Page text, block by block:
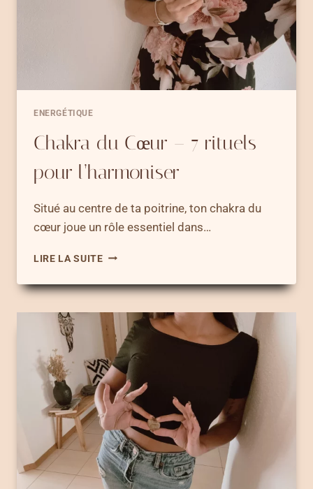
RITUELS
ENERGÉTIQUE
Chakra du Cœur – 7 rituels
pour l’harmoniser
Situé au centre de ta poitrine, ton chakra du
cœur joue un rôle essentiel dans…
LIRE LA SUITECHAKRA
CŒUR
–
7
RITUELS
POUR
L’HARMONISER